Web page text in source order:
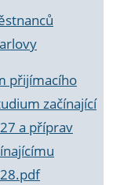
přijímacího
začínající
a příprav